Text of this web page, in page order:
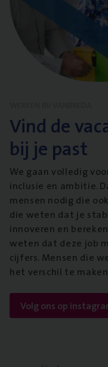
Vind de
bij je past
We gaan volledig
inclusie en ambitie.
mensen nodig die
die weten dat je
innoveren en
weten dat deze job
cijfers. Mensen die
het verschil te
Volg ons op